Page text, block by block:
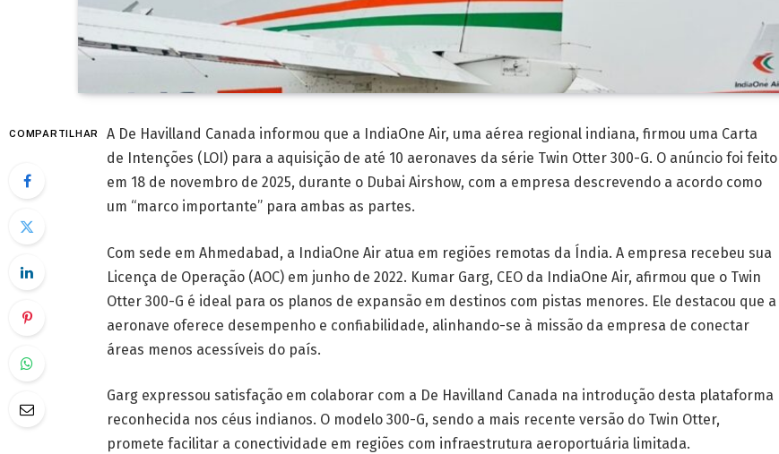
COMPARTILHAR
A De Havilland Canada informou que a IndiaOne Air, uma aérea regional indiana, firmou uma Carta
de Intenções (LOI) para a aquisição de até 10 aeronaves da série Twin Otter 300-G. O anúncio foi feito
em 18 de novembro de 2025, durante o Dubai Airshow, com a empresa descrevendo a acordo como
um “marco importante” para ambas as partes.
Com sede em Ahmedabad, a IndiaOne Air atua em regiões remotas da Índia. A empresa recebeu sua
Licença de Operação (AOC) em junho de 2022. Kumar Garg, CEO da IndiaOne Air, afirmou que o Twin
Otter 300-G é ideal para os planos de expansão em destinos com pistas menores. Ele destacou que a
aeronave oferece desempenho e confiabilidade, alinhando-se à missão da empresa de conectar
áreas menos acessíveis do país.
Garg expressou satisfação em colaborar com a De Havilland Canada na introdução desta plataforma
reconhecida nos céus indianos. O modelo 300-G, sendo a mais recente versão do Twin Otter,
promete facilitar a conectividade em regiões com infraestrutura aeroportuária limitada.